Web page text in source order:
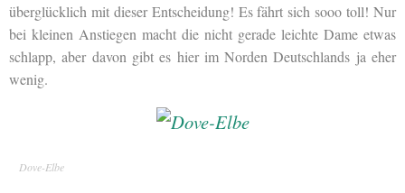
überglücklich mit dieser Entscheidung! Es fährt sich sooo toll! Nur
bei kleinen Anstiegen macht die nicht gerade leichte Dame etwas
schlapp, aber davon gibt es hier im Norden Deutschlands ja eher
wenig.
Dove-Elbe